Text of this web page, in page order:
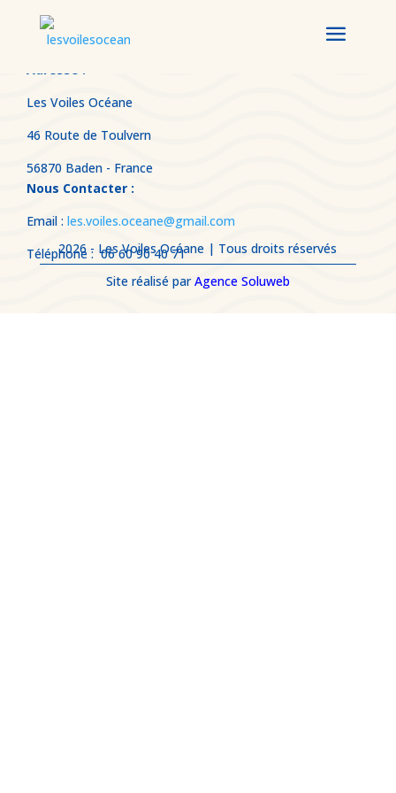
Adresse :
Les Voiles Océane
46 Route de Toulvern
56870 Baden - France
Nous Contacter :
Email : les.voiles.oceane@gmail.com
Téléphone : 06 60 90 40 71
2026 - Les Voiles Océane | Tous droits réservés
Site réalisé parAgence Soluweb